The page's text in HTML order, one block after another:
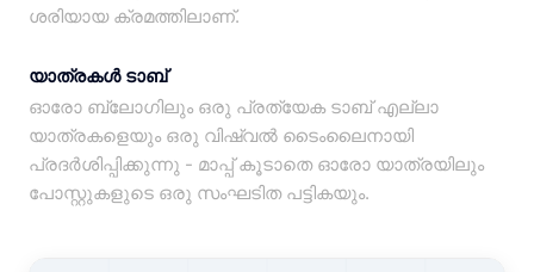
ശരിയായ ക്രമത്തിലാണ്.
യാത്രകൾ ടാബ്
ഓരോ ബ്ലോഗിലും ഒരു പ്രത്യേക ടാബ് എല്ലാ
യാത്രകളെയും ഒരു വിഷ്വൽ ടൈംലൈനായി
പ്രദർശിപ്പിക്കുന്നു - മാപ്പ് കൂടാതെ ഓരോ യാത്രയിലും
പോസ്റ്റുകളുടെ ഒരു സംഘടിത പട്ടികയും.